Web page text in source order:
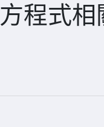
程式相